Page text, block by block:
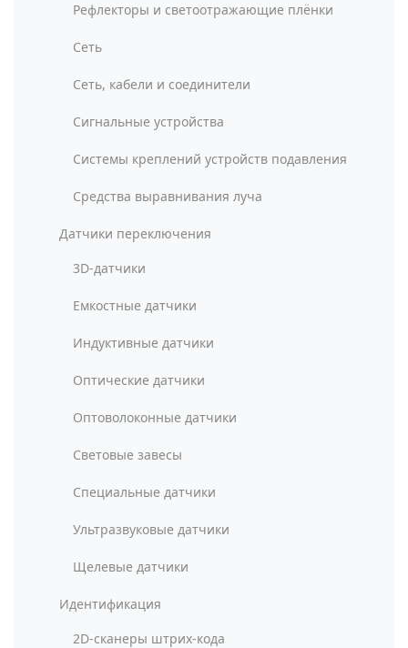
Рефлекторы и светоотражающие плёнки
Сеть
Сеть, кабели и соединители
Сигнальные устройства
Системы креплений устройств подавления
Средства выравнивания луча
Датчики переключения
3D-датчики
Емкостные датчики
Индуктивные датчики
Оптические датчики
Оптоволоконные датчики
Световые завесы
Специальные датчики
Ультразвуковые датчики
Щелевые датчики
Идентификация
2D-сканеры штрих-кода